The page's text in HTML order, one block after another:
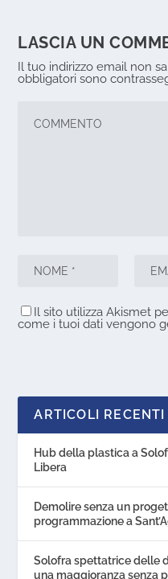
LASCIA UN
Il tuo indirizzo email non
obbligatori sono
Il sito utilizza Akismet
come i tuoi dati vengono
ARTICOLI RECENTI
Hub della plastica a
Libera
Demolire senza un
programmazione a
Solofra spettatrice delle
una maggioranza senza